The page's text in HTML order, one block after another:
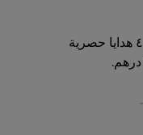
اختاروا حقيبة فاخرة + ٤ هدايا حصرية